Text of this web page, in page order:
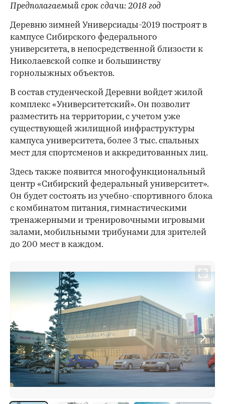
Предполагаемый срок сдачи: 2018 год
Деревню зимней Универсиады-2019 построят в
кампусе Сибирского федерального
университета, в непосредственной близости к
Николаевской сопке и большинству
горнолыжных объектов.
В состав студенческой Деревни войдет жилой
комплекс «Университетский». Он позволит
разместить на территории, с учетом уже
существующей жилищной инфраструктуры
кампуса университета, более 3 тыс. спальных
мест для спортсменов и аккредитованных лиц.
Здесь также появится многофункциональный
центр «Сибирский федеральный университет».
Он будет состоять из учебно-спортивного блока
с комбинатом питания, гимнастическими
тренажерными и тренировочными игровыми
залами, мобильными трибунами для зрителей
до 200 мест в каждом.